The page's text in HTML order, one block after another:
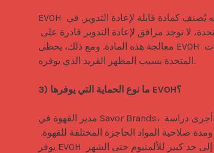
EVOH شائع في أوروبا لأنه يُصنف كمادة قابلة لإعادة التدوير. في
معالجة هذه المادة. ومع ذلك، يحظى EVOH بشعبية في الولايات
المتحدة بسبب المظهر الفريد الذي يوفره.
3) ما نوع الحماية التي يوفرها EVOH؟
مدير القهوة في Savor Brands، مارك ماركيز، أجرى دراسة
يوفر EVOH حماية مماثلة إلى حد كبير للألمنيوم حتى الشهر